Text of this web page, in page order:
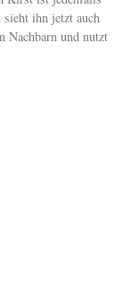
ihn jetzt auch
Nachbarn und nutzt